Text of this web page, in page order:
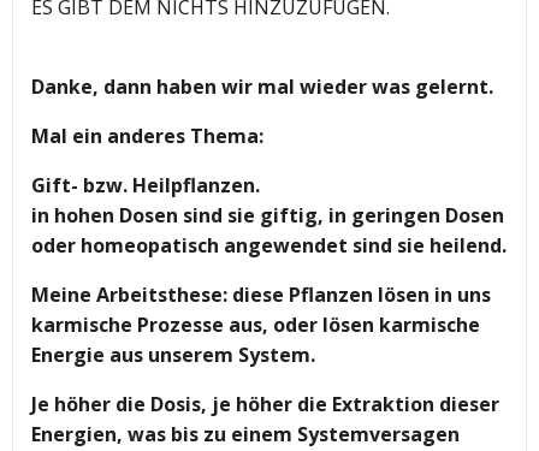
ES GIBT DEM NICHTS HINZUZUFÜGEN.
Danke, dann haben wir mal wieder was gelernt.
Mal ein anderes Thema:
Gift- bzw. Heilpflanzen.
in hohen Dosen sind sie giftig, in geringen Dosen
oder homeopatisch angewendet sind sie heilend.
Meine Arbeitsthese: diese Pflanzen lösen in uns
karmische Prozesse aus, oder lösen karmische
Energie aus unserem System.
Je höher die Dosis, je höher die Extraktion dieser
Energien, was bis zu einem Systemversagen